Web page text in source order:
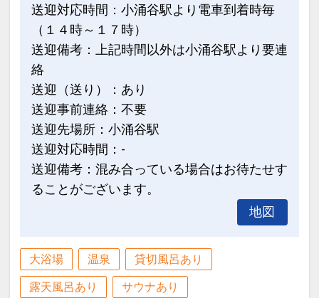
送迎対応時間：小涌谷駅より電車到着時毎
（１４時～１７時）
送迎備考：上記時間以外は小涌谷駅より要連
絡
送迎（送り）：あり
送迎事前連絡：不要
送迎先場所：小涌谷駅
送迎対応時間：-
送迎備考：混み合っている場合はお待たせす
ることがございます。
地図
大浴場 温泉 貸切風呂あり
露天風呂あり サウナあり